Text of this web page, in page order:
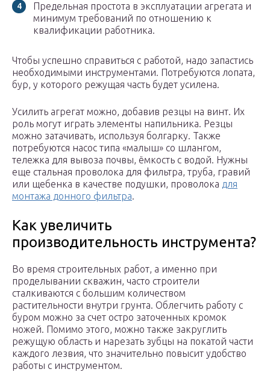
Предельная простота в эксплуатации агрегата и
минимум требований по отношению к
квалификации работника.
Чтобы успешно справиться с работой, надо запастись
необходимыми инструментами. Потребуются лопата,
бур, у которого режущая часть будет усилена.
Усилить агрегат можно, добавив резцы на винт. Их
роль могут играть элементы напильника. Резцы
можно затачивать, используя болгарку. Также
потребуются насос типа «малыш» со шлангом,
тележка для вывоза почвы, ёмкость с водой. Нужны
еще стальная проволока для фильтра, труба, гравий
или щебенка в качестве подушки, проволока для
монтажа донного фильтра.
Как увеличить
производительность инструмента?
Во время строительных работ, а именно при
проделывании скважин, часто строители
сталкиваются с большим количеством
растительности внутри грунта. Облегчить работу с
буром можно за счет остро заточенных кромок
ножей. Помимо этого, можно также закруглить
режущую область и нарезать зубцы на покатой части
каждого лезвия, что значительно повысит удобство
работы с инструментом.